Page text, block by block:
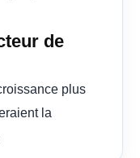
de
plus
la